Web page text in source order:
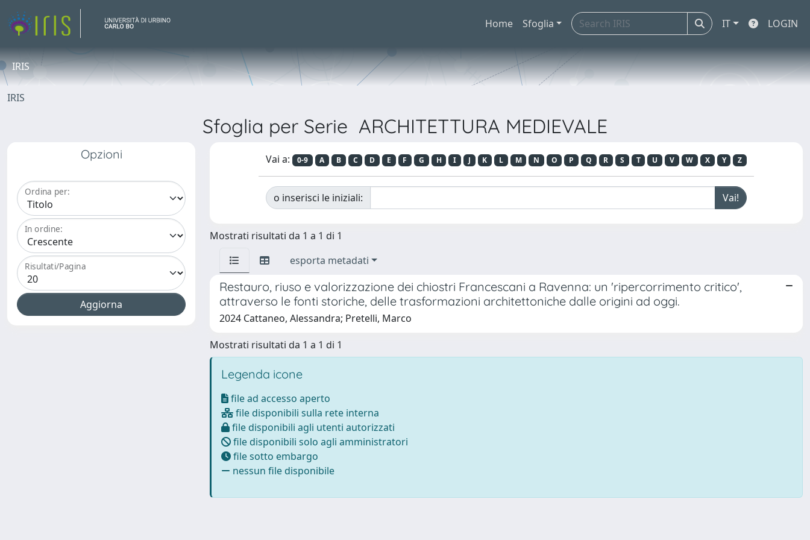
Home Sfoglia IT LOGIN
IRIS
IRIS
Sfoglia per Serie ARCHITETTURA MEDIEVALE
Opzioni
Ordina per:
In ordine:
Risultati/Pagina
Vai a: 0-9 A B C D E F G H I J K L M N O P Q R S T U V W X Y Z
o inserisci le iniziali:
Mostrati risultati da 1 a 1 di 1
esporta metadati
Restauro, riuso e valorizzazione dei chiostri Francescani a Ravenna: un 'ripercorrimento critico',
attraverso le fonti storiche, delle trasformazioni architettoniche dalle origini ad oggi.
2024 Cattaneo, Alessandra; Pretelli, Marco
Mostrati risultati da 1 a 1 di 1
Legenda icone
file ad accesso aperto
file disponibili sulla rete interna
file disponibili agli utenti autorizzati
file disponibili solo agli amministratori
file sotto embargo
nessun file disponibile